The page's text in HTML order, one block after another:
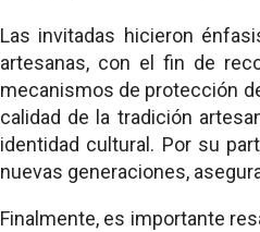
Las invitadas hicieron
artesanas, con el fin de
mecanismos de protección
calidad de la tradición
identidad cultural. Por su
nuevas generaciones,
Finalmente, es importante